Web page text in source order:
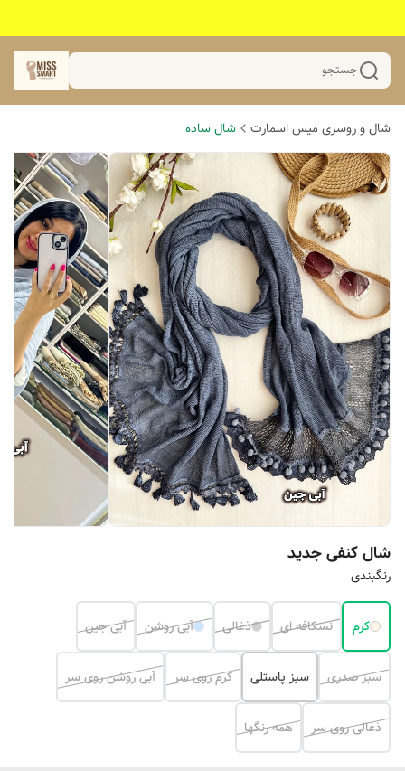
جستجو
شال و روسری میس اسمارت شال ساده
شال کنفی جدید
رنگبندی
کرم نسکافه ای ذغالی آبی روشن آبی جین
سبز صدری سبز پاستلی کرم روی سر آبی روشن روی سر
ذغالی روی سر همه رنگها